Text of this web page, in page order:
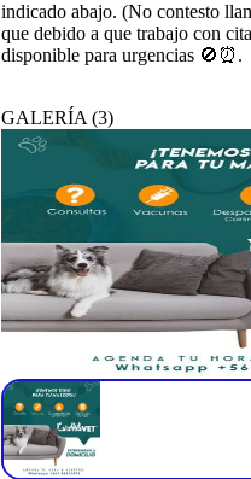
indicado abajo. (No contesto
que debido a que trabajo con
disponible para urgencias 🚫⏰.
GALERÍA (3)